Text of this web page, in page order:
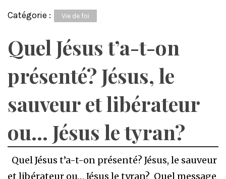
Catégorie : Vie de foi
Quel Jésus t’a-t-on
présenté? Jésus, le
sauveur et libérateur
ou… Jésus le tyran?
Quel Jésus t’a-t-on présenté? Jésus, le sauveur
et libérateur ou… Jésus le tyran? Quel message